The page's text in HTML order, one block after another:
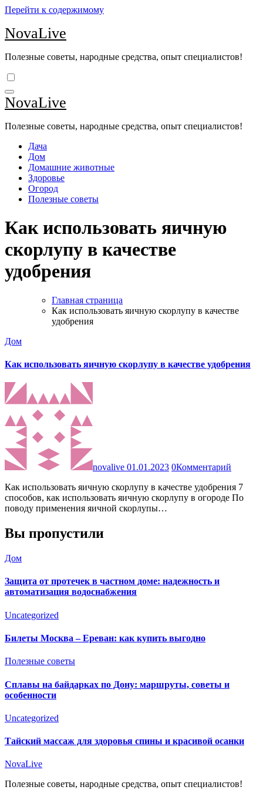
Перейти к содержимому
NovaLive
Полезные советы, народные средства, опыт специалистов!
NovaLive
Полезные советы, народные средства, опыт специалистов!
Дача
Дом
Домашние животные
Здоровье
Огород
Полезные советы
Как использовать яичную
скорлупу в качестве
удобрения
Главная страница
Как использовать яичную скорлупу в качестве
удобрения
Дом
Как использовать яичную скорлупу в качестве удобрения
novalive 01.01.2023 0Комментарий
Как использовать яичную скорлупу в качестве удобрения 7
способов, как использовать яичную скорлупу в огороде По
поводу применения яичной скорлупы…
Вы пропустили
Дом
Защита от протечек в частном доме: надежность и
автоматизация водоснабжения
Uncategorized
Билеты Москва – Ереван: как купить выгодно
Полезные советы
Сплавы на байдарках по Дону: маршруты, советы и
особенности
Uncategorized
Тайский массаж для здоровья спины и красивой осанки
NovaLive
Полезные советы, народные средства, опыт специалистов!